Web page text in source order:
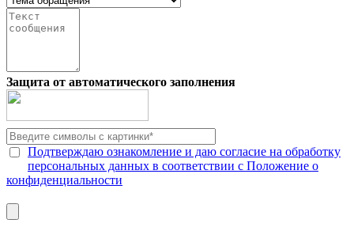
Защита от автоматического заполнения
Подтверждаю ознакомление и даю согласие на обработку
персональных данных в соответствии с Положение о
конфиденциальности